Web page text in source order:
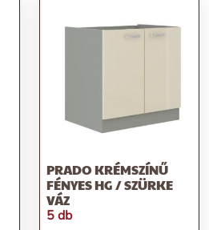
PRADO KRÉMSZÍNŰ
FÉNYES HG / SZÜRKE
VÁZ
5 db